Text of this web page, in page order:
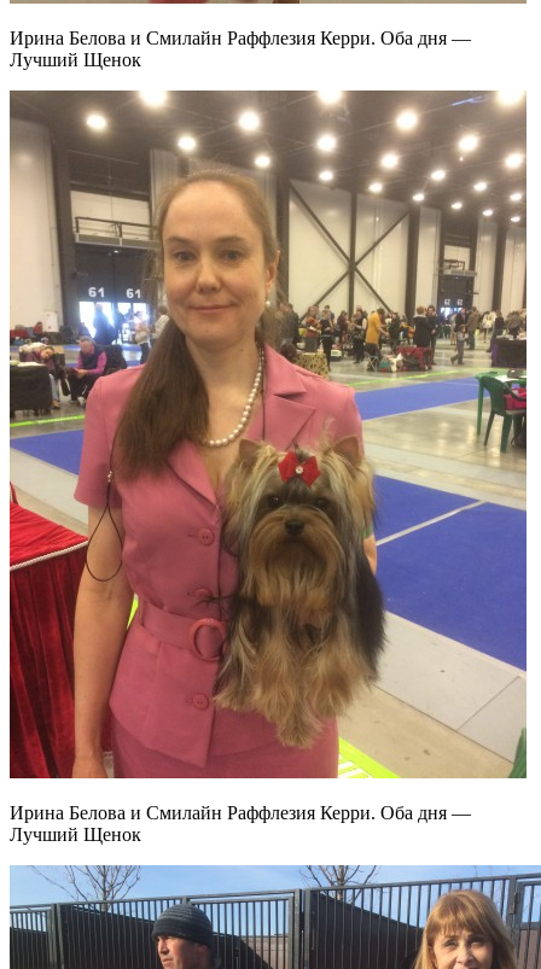
Ирина Белова и Смилайн Раффлезия Керри. Оба дня —
Лучший Щенок
Ирина Белова и Смилайн Раффлезия Керри. Оба дня —
Лучший Щенок